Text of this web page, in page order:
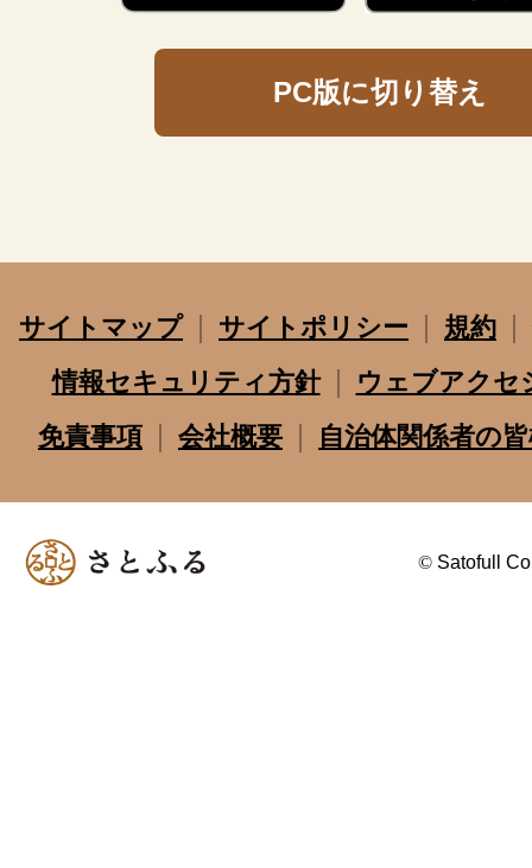
PC版に切り替え
サイトマップ サイトポリシー
規約
情報セキュリティ方針
ウェブアクセ
免責事項
会社概要 自治体関係者の
© Satofull